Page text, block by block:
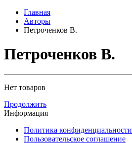
Главная
Авторы
Петроченков В.
Петроченков В.
Нет товаров
Продолжить
Информация
Политика конфиденциальности
Пользовательское соглашение